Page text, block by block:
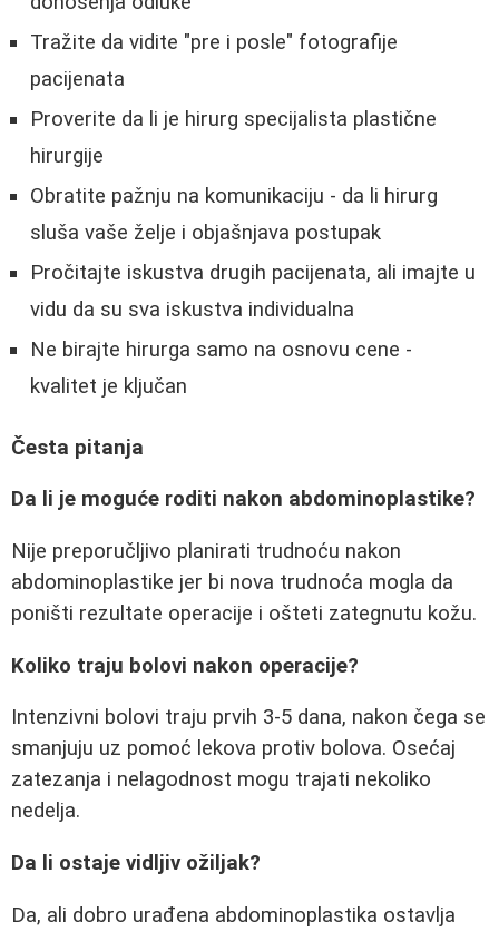
Tražite da vidite "pre i posle" fotografije
pacijenata
Proverite da li je hirurg specijalista plastične
hirurgije
Obratite pažnju na komunikaciju - da li hirurg
sluša vaše želje i objašnjava postupak
Pročitajte iskustva drugih pacijenata, ali imajte u
vidu da su sva iskustva individualna
Ne birajte hirurga samo na osnovu cene -
kvalitet je ključan
Česta pitanja
Da li je moguće roditi nakon abdominoplastike?
Nije preporučljivo planirati trudnoću nakon
abdominoplastike jer bi nova trudnoća mogla da
poništi rezultate operacije i ošteti zategnutu kožu.
Koliko traju bolovi nakon operacije?
Intenzivni bolovi traju prvih 3-5 dana, nakon čega se
smanjuju uz pomoć lekova protiv bolova. Osećaj
zatezanja i nelagodnost mogu trajati nekoliko
nedelja.
Da li ostaje vidljiv ožiljak?
Da, ali dobro urađena abdominoplastika ostavlja